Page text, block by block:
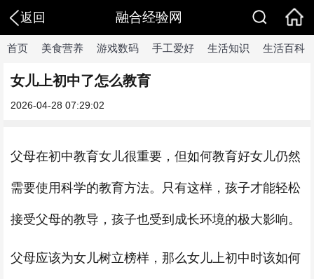
返回 融合经验网
首页 美食营养 游戏数码 手工爱好 生活知识 生活百科
女儿上初中了怎么教育
2026-04-28 07:29:02
父母在初中教育女儿很重要，但如何教育好女儿仍然
需要使用科学的教育方法。只有这样，孩子才能轻松
接受父母的教导，孩子也受到成长环境的极大影响。
父母应该为女儿树立榜样，那么女儿上初中时该如何